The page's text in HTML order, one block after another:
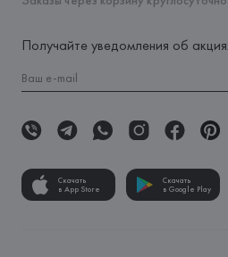
Получайте уведомления об
Скачать
в App Store
Скачать
в Google Play